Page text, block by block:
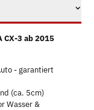
CX-3 ab 2015
- garantiert
(ca. 5cm)
Wasser &